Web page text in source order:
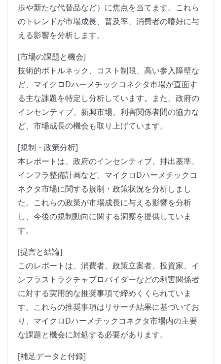
歩や新たな代替品など）に焦点を当てます。これら
のトレンドが市場成長、普及率、消費者の嗜好に与
える影響を分析します。
[市場の課題と機会]
技術的ボトルネック、コスト制限、高い参入障壁な
ど、マイクロDハーメチックコネクタ市場が直面す
る主な課題を特定し分析しています。また、政府の
インセンティブ、新興市場、利害関係者間の協力な
ど、市場成長の機会も取り上げています。
[規制・政策分析]
本レポートは、政府のインセンティブ、排出基準、
インフラ整備計画など、マイクロDハーメチックコ
ネクタ市場に関する規制・政策状況を分析しまし
た。これらの政策が市場成長に与える影響を分析
し、今後の規制動向に関する洞察を提供していま
す。
[提言と結論]
このレポートは、消費者、政策立案者、投資家、イ
ンフラストラクチャプロバイダーなどの利害関係者
に対する実用的な推奨事項で締めくくられていま
す。これらの推奨事項はリサーチ結果に基づいてお
り、マイクロDハーメチックコネクタ市場内の主要
な課題と機会に対処する必要があります。
[補足データと付録]